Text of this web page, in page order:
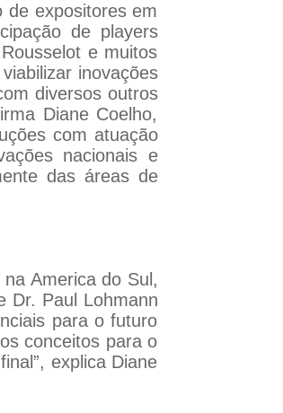
de expositores em
de players
e muitos
inovações
diversos outros
Diane Coelho,
com atuação
nacionais e
das áreas de
America do Sul,
Dr. Paul Lohmann
para o futuro
conceitos para o
explica Diane